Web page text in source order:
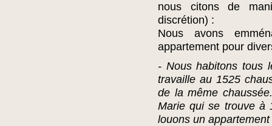
nous citons de
discrétion) :
Nous avons
appartement pour
- Nous habitons tous
travaille au 1525
de la même
Marie qui se trouve à
louons un